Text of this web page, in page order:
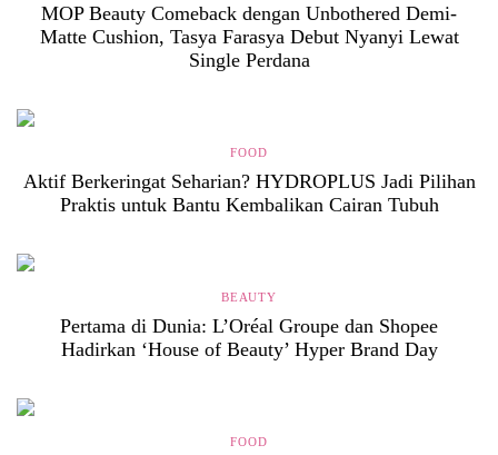
MOP Beauty Comeback dengan Unbothered Demi-
Matte Cushion, Tasya Farasya Debut Nyanyi Lewat
Single Perdana
FOOD
Aktif Berkeringat Seharian? HYDROPLUS Jadi Pilihan
Praktis untuk Bantu Kembalikan Cairan Tubuh
BEAUTY
Pertama di Dunia: L’Oréal Groupe dan Shopee
Hadirkan ‘House of Beauty’ Hyper Brand Day
FOOD